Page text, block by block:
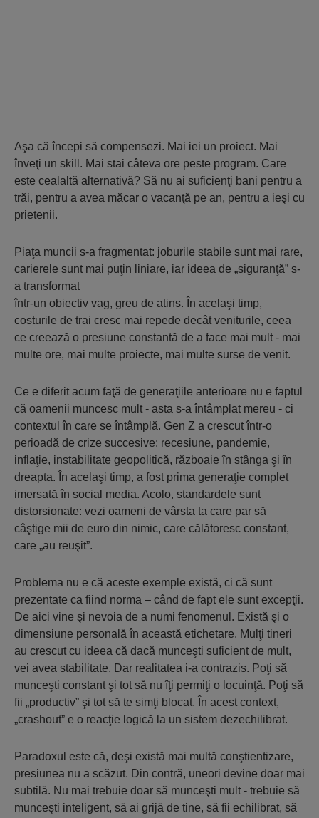
Aşa că începi să compensezi. Mai iei un proiect. Mai
înveţi un skill. Mai stai câteva ore peste program. Care
este cealaltă alternativă? Să nu ai suficienţi bani pentru a
trăi, pentru a avea măcar o vacanţă pe an, pentru a ieşi cu
prietenii.
Piaţa muncii s-a fragmentat: joburile stabile sunt mai rare,
carierele sunt mai puţin liniare, iar ideea de „siguranţă” s-
a transformat
într-un obiectiv vag, greu de atins. În acelaşi timp,
costurile de trai cresc mai repede decât veniturile, ceea
ce creează o presiune constantă de a face mai mult - mai
multe ore, mai multe proiecte, mai multe surse de venit.
Ce e diferit acum faţă de generaţiile anterioare nu e faptul
că oamenii muncesc mult - asta s-a întâmplat mereu - ci
contextul în care se întâmplă. Gen Z a crescut într-o
perioadă de crize succesive: recesiune, pandemie,
inflaţie, instabilitate geopolitică, războaie în stânga şi în
dreapta. În acelaşi timp, a fost prima generaţie complet
imersată în social media. Acolo, standardele sunt
distorsionate: vezi oameni de vârsta ta care par să
câştige mii de euro din nimic, care călătoresc constant,
care „au reuşit”.
Problema nu e că aceste exemple există, ci că sunt
prezentate ca fiind norma – când de fapt ele sunt excepţii.
De aici vine şi nevoia de a numi fenomenul. Există şi o
dimensiune personală în această etichetare. Mulţi tineri
au crescut cu ideea că dacă munceşti suficient de mult,
vei avea stabilitate. Dar realitatea i-a contrazis. Poţi să
munceşti constant şi tot să nu îţi permiţi o locuinţă. Poţi să
fii „productiv” şi tot să te simţi blocat. În acest context,
„crashout” e o reacţie logică la un sistem dezechilibrat.
Paradoxul este că, deşi există mai multă conştientizare,
presiunea nu a scăzut. Din contră, uneori devine doar mai
subtilă. Nu mai trebuie doar să munceşti mult - trebuie să
munceşti inteligent, să ai grijă de tine, să fii echilibrat, să